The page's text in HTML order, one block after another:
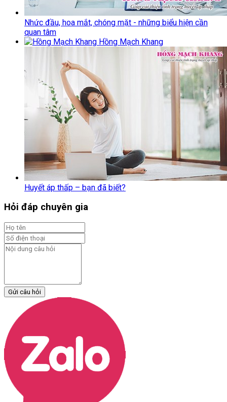
Nhức đầu, hoa mắt, chóng mặt - những biểu hiện cần
quan tâm
Hồng Mạch Khang
Huyết áp thấp – bạn đã biết?
Hỏi đáp chuyên gia
Gửi câu hỏi